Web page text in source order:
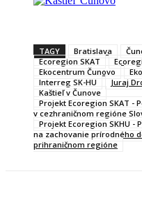
TAGY Bratislava
Ecoregion SKAT
Ekocentrum Čunovo
Interreg SK-HU
Juraj
Kaštieľ v Čunove
Projekt Ecoregion SKAT -
v cezhraničnom regióne
Projekt Ecoregion SKHU -
na zachovanie prírodného
prihraničnom regióne